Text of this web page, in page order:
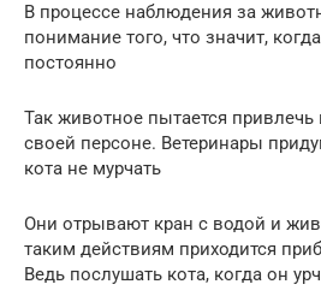
В процессе наблюдения за
понимание того, что значит,
постоянно
Так животное пытается
своей персоне. Ветеринары
кота не мурчать
Они отрывают кран с водой и
таким действиям приходится
Ведь послушать кота, когда он